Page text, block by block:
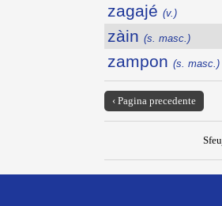
zagajé (v.)
zàin (s. masc.)
zampon (s. masc.)
‹ Pagina precedente